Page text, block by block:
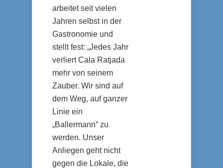
arbeitet seit vielen
Jahren selbst in der
Gastronomie und
stellt fest: „Jedes Jahr
verliert Cala Ratjada
mehr von seinem
Zauber. Wir sind auf
dem Weg, auf ganzer
Linie ein
„Ballermann“ zu
werden. Unser
Anliegen geht nicht
gegen die Lokale, die